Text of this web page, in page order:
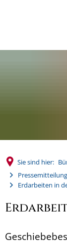
Sie sind hier:
Erdarbeiten in